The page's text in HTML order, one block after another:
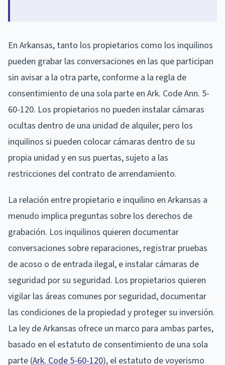
En Arkansas, tanto los propietarios como los inquilinos
pueden grabar las conversaciones en las que participan
sin avisar a la otra parte, conforme a la regla de
consentimiento de una sola parte en Ark. Code Ann. 5-
60-120. Los propietarios no pueden instalar cámaras
ocultas dentro de una unidad de alquiler, pero los
inquilinos si pueden colocar cámaras dentro de su
propia unidad y en sus puertas, sujeto a las
restricciones del contrato de arrendamiento.
La relación entre propietario e inquilino en Arkansas a
menudo implica preguntas sobre los derechos de
grabación. Los inquilinos quieren documentar
conversaciones sobre reparaciones, registrar pruebas
de acoso o de entrada ilegal, e instalar cámaras de
seguridad por su seguridad. Los propietarios quieren
vigilar las áreas comunes por seguridad, documentar
las condiciones de la propiedad y proteger su inversión.
La ley de Arkansas ofrece un marco para ambas partes,
basado en el estatuto de consentimiento de una sola
parte (Ark. Code 5-60-120), el estatuto de voyerismo